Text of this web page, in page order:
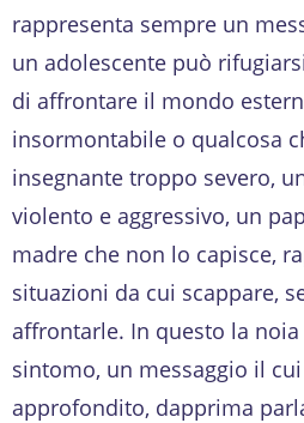
rappresenta sempre un
un adolescente può
di affrontare il mondo
insormontabile o qualcosa
insegnante troppo severo,
violento e aggressivo, un
madre che non lo capisce,
situazioni da cui scappare,
affrontarle. In questo la
sintomo, un messaggio il
approfondito, dapprima